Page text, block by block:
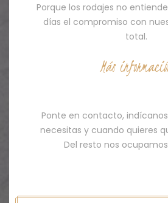
Porque los rodajes no
días el compromiso con
total.
Más
Ponte en contacto,
necesitas y cuando quieres
Del resto nos